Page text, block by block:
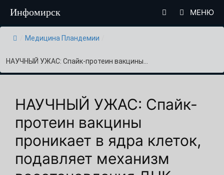
содержимому
Инфомирск МЕНЮ
Медицина Пландемии
НАУЧНЫЙ УЖАС: Спайк-протеин вакцины...
НАУЧНЫЙ УЖАС: Спайк-
протеин вакцины
проникает в ядра клеток,
подавляет механизм